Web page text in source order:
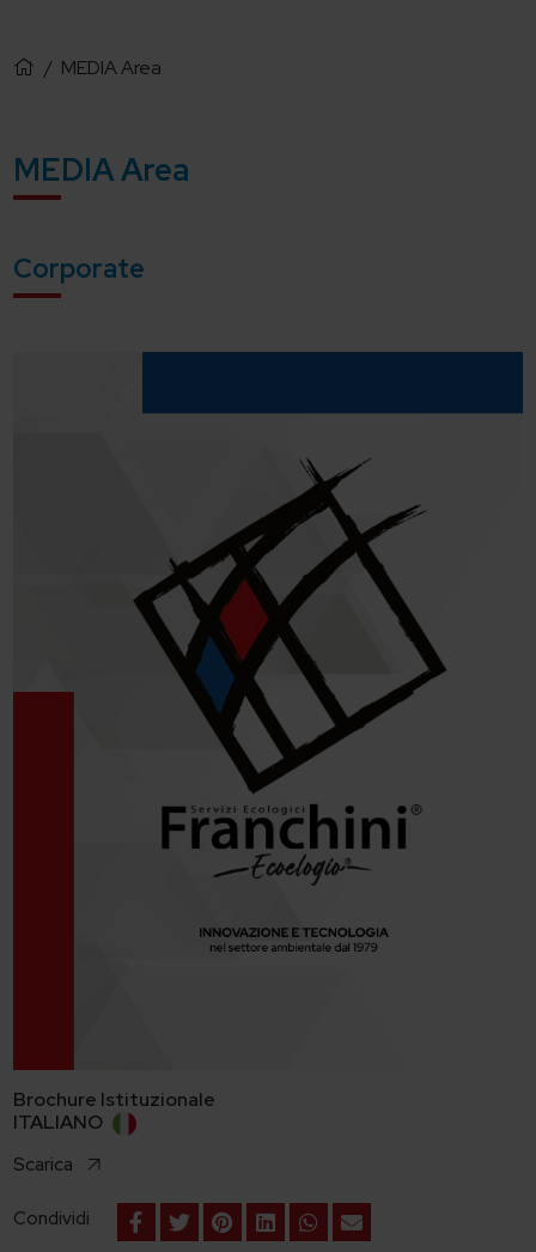
/ MEDIA Area
MEDIA Area
Corporate
Brochure Istituzionale
ITALIANO
Scarica
Condividi